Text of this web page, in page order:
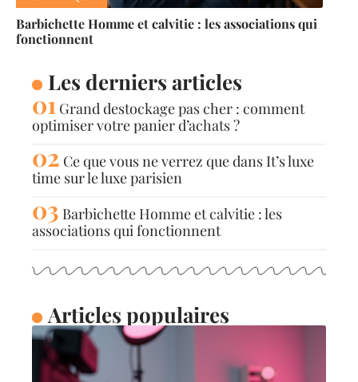
Barbichette Homme et calvitie : les associations qui
fonctionnent
Les derniers articles
Grand destockage pas cher : comment
optimiser votre panier d’achats ?
Ce que vous ne verrez que dans It’s luxe
time sur le luxe parisien
Barbichette Homme et calvitie : les
associations qui fonctionnent
Articles populaires